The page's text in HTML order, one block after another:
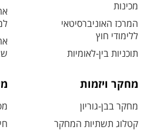
מכינות
המרכז האוניברסיטאי
ללימודי חוץ
תוכניות בין-לאומיות
מחקר ויזמות
מחקר בבן-גוריון
קטלוג תשתיות המחקר